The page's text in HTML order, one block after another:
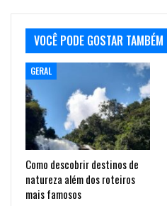
VOCÊ PODE GOSTAR TAMBÉM
GERAL
Como descobrir destinos de
natureza além dos roteiros
mais famosos